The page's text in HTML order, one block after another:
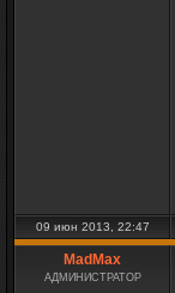
09 июн 2013, 22:47
MadMax
АДМИНИСТРАТОР